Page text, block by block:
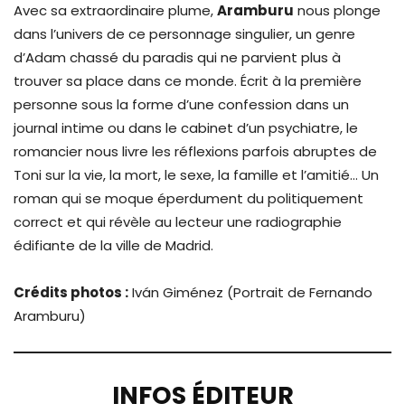
Avec sa extraordinaire plume,Aramburu nous plonge
dans l’univers de ce personnage singulier, un genre
d’Adam chassé du paradis qui ne parvient plus à
trouver sa place dans ce monde. Écrit à la première
personne sous la forme d’une confession dans un
journal intime ou dans le cabinet d’un psychiatre, le
romancier nous livre les réflexions parfois abruptes de
Toni sur la vie, la mort, le sexe, la famille et l’amitié… Un
roman qui se moque éperdument du politiquement
correct et qui révèle au lecteur une radiographie
édifiante de la ville de Madrid.
Crédits photos :Iván Giménez (Portrait de Fernando
Aramburu)
INFOS ÉDITEUR